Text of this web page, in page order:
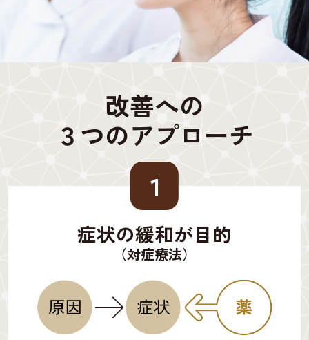
改善への
３つのアプローチ
１
症状の緩和が目的
（対症療法）